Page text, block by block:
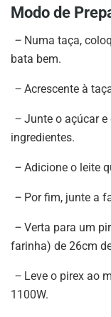
Modo de
– Numa taça,
bata bem.
– Acrescente à
– Junte o açúcar
ingredientes.
– Adicione o leite
– Por fim, junte a
– Verta para um
farinha) de 26cm
– Leve o pirex ao
1100W.